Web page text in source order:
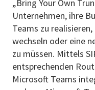
„Bring Your Own
Unternehmen, ihre
Teams zu
wechseln oder eine
zu müssen. Mittels
entsprechenden
Microsoft Teams